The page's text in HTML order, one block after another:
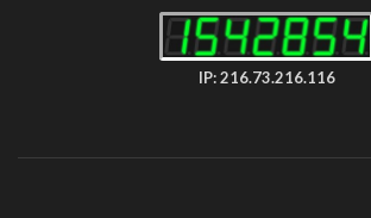
IP: 216.73.216.116